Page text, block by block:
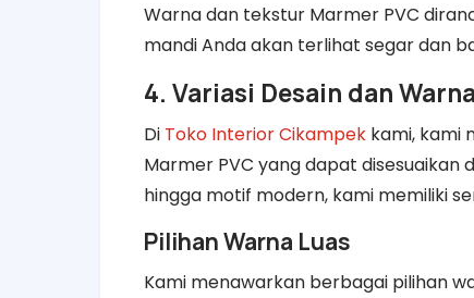
Warna dan tekstur Marmer PVC
mandi Anda akan terlihat segar dan
4. Variasi Desain dan Warna
Di Toko Interior Cikampek kami, kami
Marmer PVC yang dapat disesuaikan
hingga motif modern, kami memiliki
Pilihan Warna Luas
Kami menawarkan berbagai pilihan